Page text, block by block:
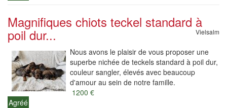
Magnifiques chiots teckel standard à
poil dur... Vielsalm
Nous avons le plaisir de vous proposer une
superbe nichée de teckels standard à poil dur,
couleur sangler, élevés avec beaucoup
d'amour au sein de notre famille.
1200 €
Agréé